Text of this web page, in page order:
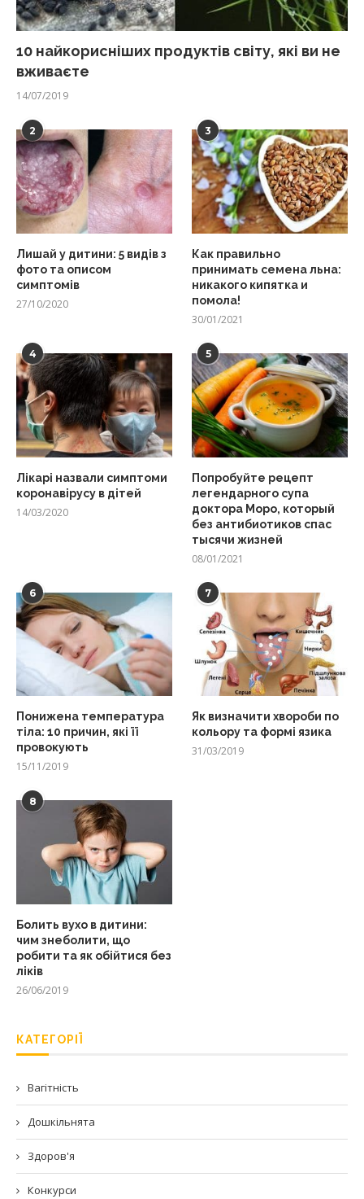
10 найкорисніших продуктів світу, які ви не
вживаєте
14/07/2019
2
Лишай у дитини: 5 видів з
фото та описом
симптомів
27/10/2020
3
Как правильно
принимать семена льна:
никакого кипятка и
помола!
30/01/2021
4
Лікарі назвали симптоми
коронавірусу в дітей
14/03/2020
5
Попробуйте рецепт
легендарного супа
доктора Моро, который
без антибиотиков спас
тысячи жизней
08/01/2021
6
Понижена температура
тіла: 10 причин, які її
провокують
15/11/2019
7
Як визначити хвороби по
кольору та формі язика
31/03/2019
8
Болить вухо в дитини:
чим знеболити, що
робити та як обійтися без
ліків
26/06/2019
КАТЕГОРІЇ
Вагітність
Дошкільнята
Здоров'я
Конкурси